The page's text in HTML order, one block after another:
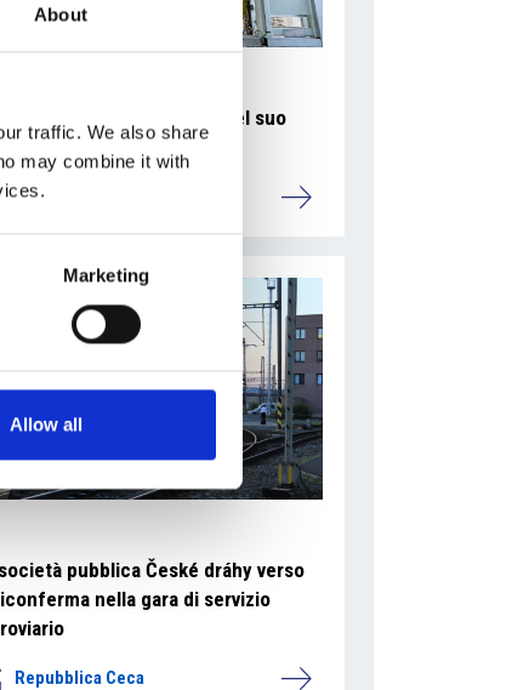
About
traffic. We also share
may combine it with
Marketing
Allow all
Škoda avvia la produzione del suo
Peaq
Repubblica Ceca
pubblica České dráhy verso
nella gara di servizio
Repubblica Ceca